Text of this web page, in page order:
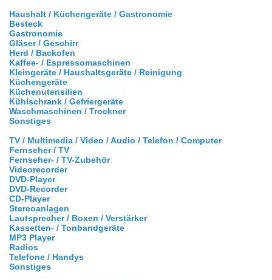
Haushalt / Küchengeräte / Gastronomie
Besteck
Gastronomie
Gläser / Geschirr
Herd / Backofen
Kaffee- / Espressomaschinen
Kleingeräte / Haushaltsgeräte / Reinigung
Küchengeräte
Küchenutensilien
Kühlschrank / Gefriergeräte
Waschmaschinen / Trockner
Sonstiges
TV / Multimedia / Video / Audio / Telefon / Computer
Fernseher / TV
Fernseher- / TV-Zubehör
Videorecorder
DVD-Player
DVD-Recorder
CD-Player
Stereoanlagen
Lautsprecher / Boxen / Verstärker
Kassetten- / Tonbandgeräte
MP3 Player
Radios
Telefone / Handys
Sonstiges